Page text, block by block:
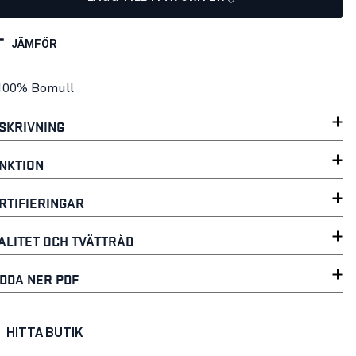
JÄMFÖR
Bomull
OCH TVÄTTRÅD
NER PDF
HITTA BUTIK